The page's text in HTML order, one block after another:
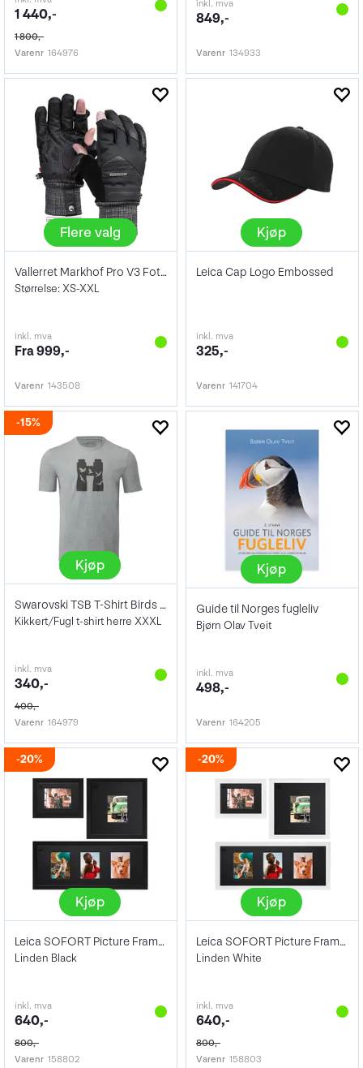
1 440,-
1 800,-
Varenr 164976
inkl. mva
849,-
Varenr 134933
Flere valg
Vallerret Markhof Pro V3 Fotohansker
Størrelse: XS-XXL
inkl. mva
Fra 999,-
Varenr 143508
Kjøp
Leica Cap Logo Embossed
inkl. mva
325,-
Varenr 141704
15%
Kjøp
Swarovski TSB T-Shirt Birds Male XXXL
Kikkert/Fugl t-shirt herre XXXL
inkl. mva
340,-
400,-
Varenr 164979
Kjøp
Guide til Norges fugleliv
Bjørn Olav Tveit
inkl. mva
498,-
Varenr 164205
20%
Kjøp
Leica SOFORT Picture Frame-Set
Linden Black
inkl. mva
640,-
800,-
Varenr 158802
20%
Kjøp
Leica SOFORT Picture Frame-Set
Linden White
inkl. mva
640,-
800,-
Varenr 158803